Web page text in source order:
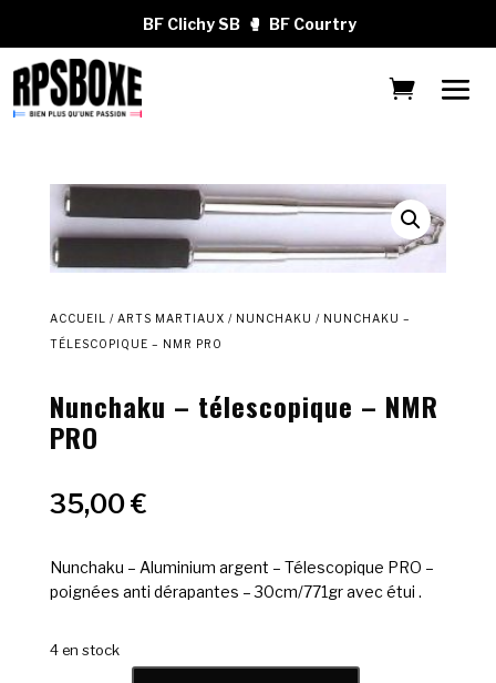
BF Clichy SB 🥊 BF Courtry
ACCUEIL / ARTS MARTIAUX / NUNCHAKU / NUNCHAKU –
TÉLESCOPIQUE – NMR PRO
Nunchaku – télescopique – NMR
PRO
35,00€
Nunchaku – Aluminium argent – Télescopique PRO –
poignées anti dérapantes – 30cm/771gr avec étui .
4 en stock